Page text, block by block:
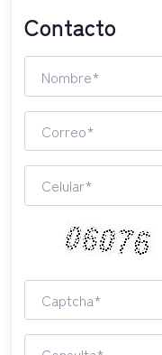
Contacto